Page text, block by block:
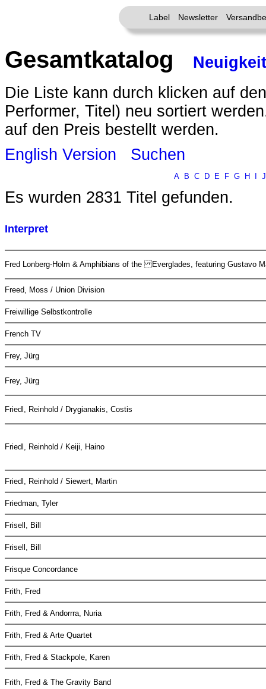
Label Newsletter
Gesamtkatalog
Die Liste kann durch klicken auf
Performer, Titel) neu sortiert
auf den Preis bestellt werden.
English Version
Suchen
A B C D E F G H J
Es wurden 2831 Titel gefunden.
Interpret
Fred Lonberg-Holm & Amphibians of the Everglades, featuring Gustavo
Freed, Moss / Union Division
Freiwillige Selbstkontrolle
French TV
Frey, Jürg
Frey, Jürg
Friedl, Reinhold / Drygianakis, Costis
Friedl, Reinhold / Keiji, Haino
Friedl, Reinhold / Siewert, Martin
Friedman, Tyler
Frisell, Bill
Frisell, Bill
Frisque Concordance
Frith, Fred
Frith, Fred & Andorrra, Nuria
Frith, Fred & Arte Quartet
Frith, Fred & Stackpole, Karen
Frith, Fred & The Gravity Band